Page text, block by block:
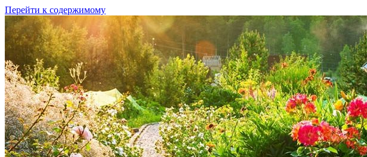
Перейти к содержимому